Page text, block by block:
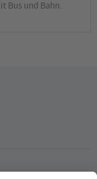
Bus und Bahn.